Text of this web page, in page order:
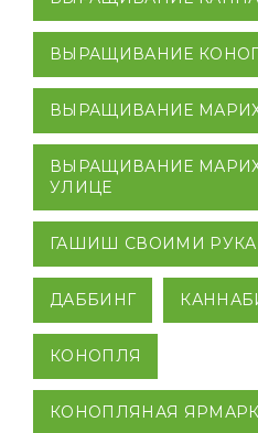
ВЫРАЩИВАНИЕ
ВЫРАЩИВАНИЕ
ВЫРАЩИВАНИЕ
УЛИЦЕ
ГАШИШ СВОИМИ
ДАББИНГ
КОНОПЛЯ
КОНОПЛЯНАЯ